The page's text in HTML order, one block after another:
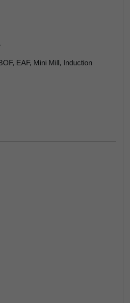
EAF, Mini Mill, Induction